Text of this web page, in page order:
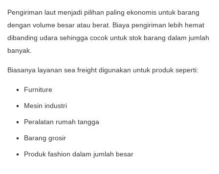
Pengiriman laut menjadi pilihan paling ekonomis untuk barang
dengan volume besar atau berat. Biaya pengiriman lebih hemat
dibanding udara sehingga cocok untuk stok barang dalam jumlah
banyak.
Biasanya layanan sea freight digunakan untuk produk seperti:
Furniture
Mesin industri
Peralatan rumah tangga
Barang grosir
Produk fashion dalam jumlah besar